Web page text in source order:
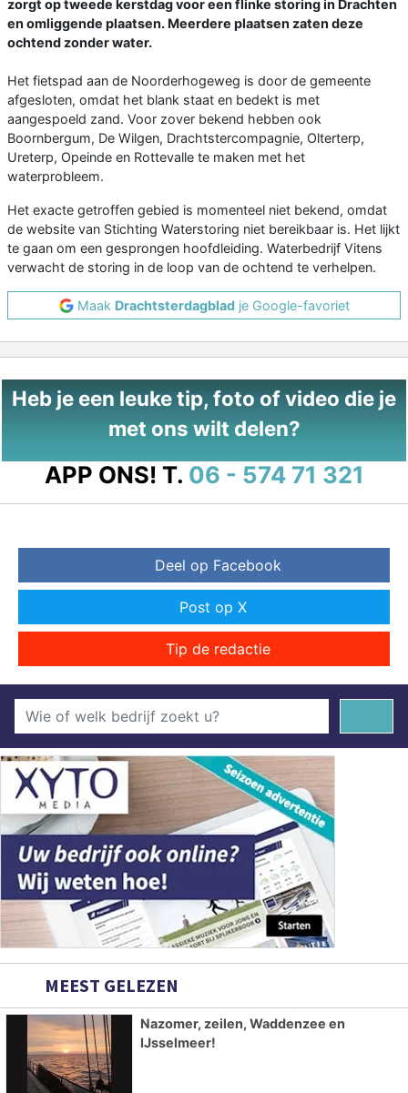
zorgt op tweede kerstdag voor een flinke storing in Drachten
en omliggende plaatsen. Meerdere plaatsen zaten deze
ochtend zonder water.
Het fietspad aan de Noorderhogeweg is door de gemeente
afgesloten, omdat het blank staat en bedekt is met
aangespoeld zand. Voor zover bekend hebben ook
Boornbergum, De Wilgen, Drachtstercompagnie, Olterterp,
Ureterp, Opeinde en Rottevalle te maken met het
waterprobleem.
Het exacte getroffen gebied is momenteel niet bekend, omdat
de website van Stichting Waterstoring niet bereikbaar is. Het lijkt
te gaan om een gesprongen hoofdleiding. Waterbedrijf Vitens
verwacht de storing in de loop van de ochtend te verhelpen.
Maak Drachtsterdagbladje Google-favoriet
Heb je een leuke tip, foto of video die je
met ons wilt delen?
APP ONS! T. 06 - 574 71 321
Deel op Facebook
Post op X
Tip de redactie
MEEST GELEZEN
Nazomer, zeilen, Waddenzee en
IJsselmeer!